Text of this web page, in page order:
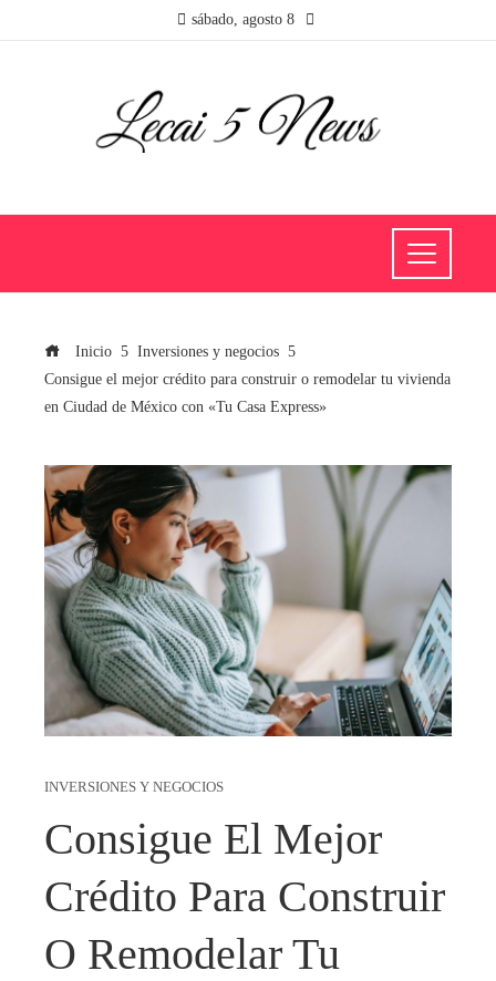
sábado, agosto 8
Inicio
Inversiones y negocios
Consigue el mejor crédito para construir o remodelar tu vivienda
en Ciudad de México con «Tu Casa Express»
INVERSIONES Y NEGOCIOS
Consigue El Mejor
Crédito Para Construir
O Remodelar Tu